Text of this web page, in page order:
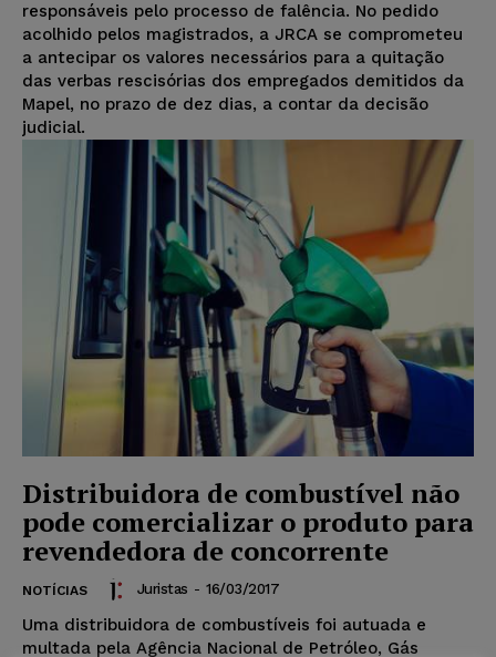
responsáveis pelo processo de falência. No pedido
acolhido pelos magistrados, a JRCA se comprometeu
a antecipar os valores necessários para a quitação
das verbas rescisórias dos empregados demitidos da
Mapel, no prazo de dez dias, a contar da decisão
judicial.
Distribuidora de combustível não
pode comercializar o produto para
revendedora de concorrente
NOTÍCIAS Juristas - 16/03/2017
Uma distribuidora de combustíveis foi autuada e
multada pela Agência Nacional de Petróleo, Gás